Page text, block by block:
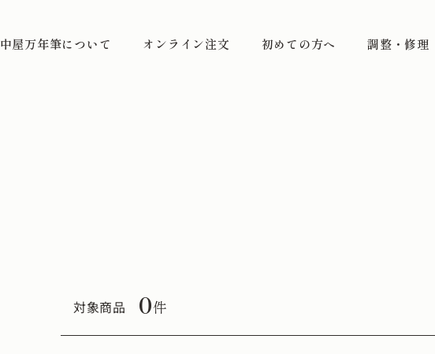
中屋万年筆について オンライン注文 初めての方へ 調整・修理
対象商品 0件